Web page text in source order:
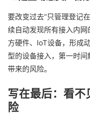
要改变过去“只管理登记
续自动发现所有接入内
方硬件、IoT设备，形成
型的设备接入，第一时
带来的风险。
写在最后：看
险